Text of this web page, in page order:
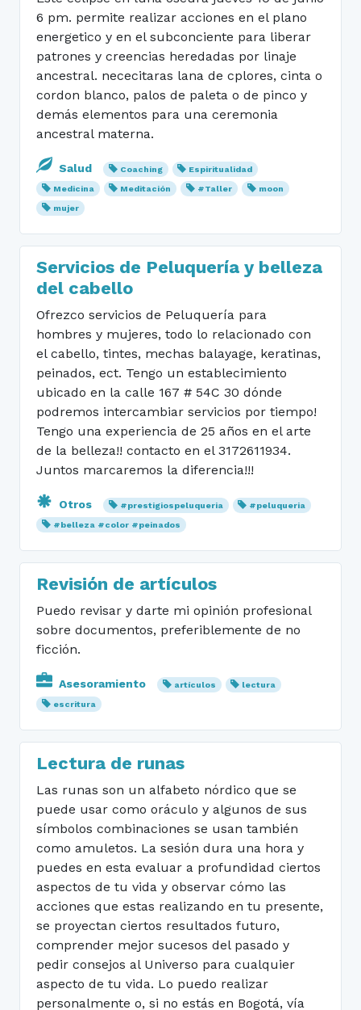
6 pm. permite realizar acciones en el plano
energetico y en el subconciente para liberar
patrones y creencias heredadas por linaje
ancestral. nececitaras lana de cplores, cinta o
cordon blanco, palos de paleta o de pinco y
demás elementos para una ceremonia
ancestral materna.
Salud Coaching
Espiritualidad
Medicina
Meditación #Taller
moon
mujer
Servicios de Peluquería y belleza
del cabello
Ofrezco servicios de Peluquería para
hombres y mujeres, todo lo relacionado con
el cabello, tintes, mechas balayage, keratinas,
peinados, ect. Tengo un establecimiento
ubicado en la calle 167 # 54C 30 dónde
podremos intercambiar servicios por tiempo!
Tengo una experiencia de 25 años en el arte
de la belleza!! contacto en el 3172611934.
Juntos marcaremos la diferencia!!!
Otros #prestigiospeluqueria
#peluqueria
#belleza #color #peinados
Revisión de artículos
Puedo revisar y darte mi opinión profesional
sobre documentos, preferiblemente de no
ficción.
Asesoramiento artículos
lectura
escritura
Lectura de runas
Las runas son un alfabeto nórdico que se
puede usar como oráculo y algunos de sus
símbolos combinaciones se usan también
como amuletos. La sesión dura una hora y
puedes en esta evaluar a profundidad ciertos
aspectos de tu vida y observar cómo las
acciones que estas realizando en tu presente,
se proyectan ciertos resultados futuro,
comprender mejor sucesos del pasado y
pedir consejos al Universo para cualquier
aspecto de tu vida. Lo puedo realizar
personalmente o, si no estás en Bogotá, vía